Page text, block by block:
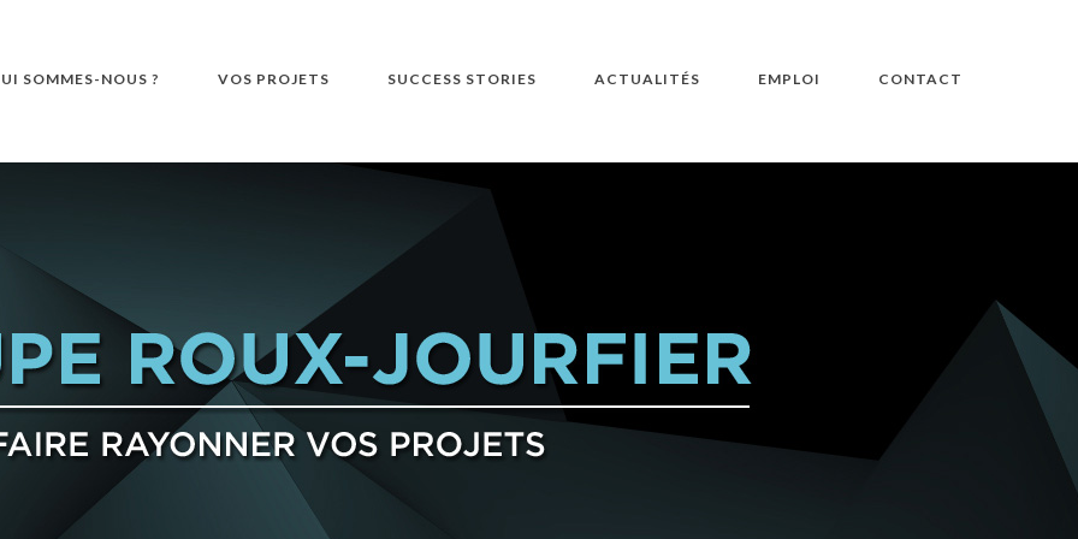
SOMMES-NOUS ? VOS PROJETS SUCCESS STORIES ACTUALITÉS EMPLOI CONTACT